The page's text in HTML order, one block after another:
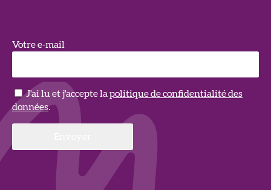
Votre e-mail
J'ai lu et j'accepte la politique de confidentialité des
données.